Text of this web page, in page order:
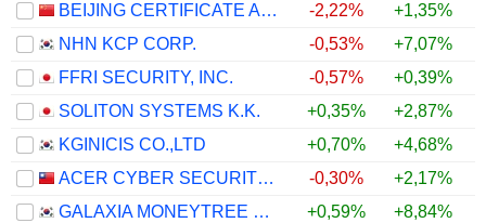
BEIJING CERTIFICATE AUTHORITY CO.,LTD.
-2,22% +1,35%
NHN KCP CORP.
-0,53% +7,07%
FFRI SECURITY, INC.
-0,57% +0,39%
SOLITON SYSTEMS K.K.
+0,35% +2,87%
KGINICIS CO.,LTD
+0,70% +4,68%
ACER CYBER SECURITY INC.
-0,30% +2,17%
GALAXIA MONEYTREE CO., LTD.
+0,59% +8,84%